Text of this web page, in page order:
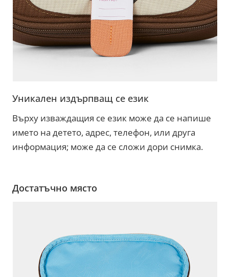
Уникален издърпващ се език
Върху изваждащия се език може да се напише
името на детето, адрес, телефон, или друга
информация; може да се сложи дори снимка.
Достатъчно място